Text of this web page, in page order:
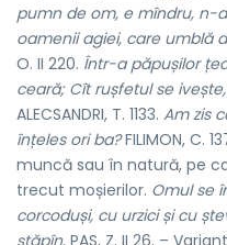
pumn de om, e mîndru, n-
oamenii agiei, care umblă
O. II 220. Într-a păpușilor
ceară; Cît rușfetul se
ALECSANDRI, T. 1133. Am zis
înțeles ori ba?FILIMON, C.
muncă sau în natură, pe
trecut moșierilor. Omul se
corcoduși, cu urzici și cu
stăpîn. PAS, Z. II 26. –